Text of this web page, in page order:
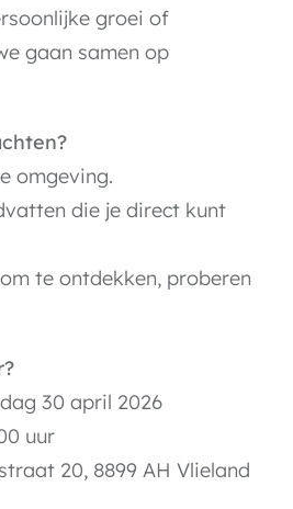
groei of
gaan samen op
omgeving.
die je direct kunt
te ontdekken, proberen
30 april 2026
uur
20, 8899 AH Vlieland